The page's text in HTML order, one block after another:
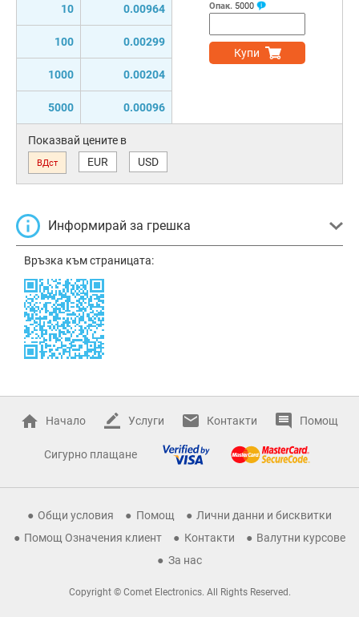
10 0.00964
100 0.00299
1000 0.00204
5000 0.00096
Опак. 5000
Купи
Показвай цените в
ВДст EUR USD
Информирай за грешка
Връзка към страницата:
Начало Услуги Контакти Помощ
Сигурно плащане
Общи условия Помощ
Лични данни и бисквитки
Помощ Означения клиент
Контакти
Валутни курсове
За нас
Copyright © Comet Electronics. All Rights Reserved.